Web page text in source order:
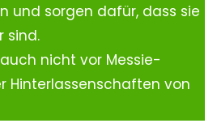
und sorgen dafür, dass sie
sind.
nicht vor Messie-
Hinterlassenschaften von